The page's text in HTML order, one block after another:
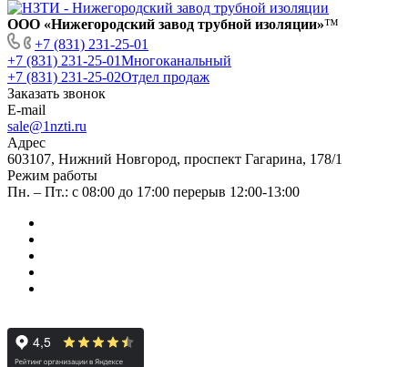
ООО «Нижегородский завод трубной изоляции»™
+7 (831) 231-25-01
+7 (831) 231-25-01Многоканальный
+7 (831) 231-25-02Отдел продаж
Заказать звонок
E-mail
sale@1nzti.ru
Адрес
603107, Нижний Новгород, проспект Гагарина, 178/1
Режим работы
Пн. – Пт.: с 08:00 до 17:00 перерыв 12:00-13:00